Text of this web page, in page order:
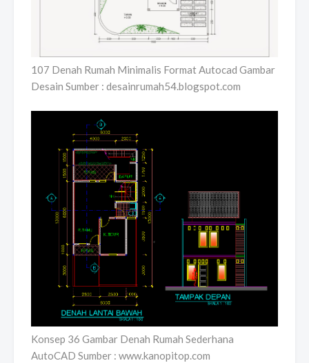
107 Denah Rumah Minimalis Format Autocad Gambar
Desain Sumber : desainrumah54.blogspot.com
Konsep 36 Gambar Denah Rumah Sederhana
AutoCAD Sumber : www.kanopitop.com